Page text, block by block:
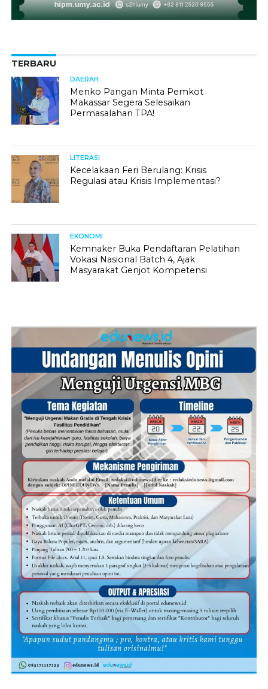
TERBARU
DAERAH
Menko Pangan Minta Pemkot
Makassar Segera Selesaikan
Permasalahan TPA!
LITERASI
Kecelakaan Feri Berulang: Krisis
Regulasi atau Krisis Implementasi?
EKONOMI
Kemnaker Buka Pendaftaran Pelatihan
Vokasi Nasional Batch 4, Ajak
Masyarakat Genjot Kompetensi